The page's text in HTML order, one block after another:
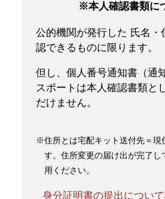
※本人確認書類に
公的機関が発行した 氏名・
認できるものに限ります。
但し、個人番号通知書（通
スポートは本人確認書類と
だけません。
※住所とは宅配キット送付先＝現
す。住所変更の届け出が完了し
用ください。
身分証明書の提出につい